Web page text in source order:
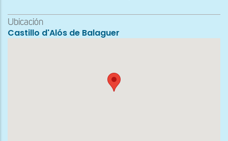
Ubicación
Castillo d'Alós de Balaguer